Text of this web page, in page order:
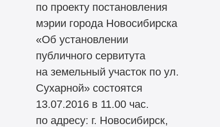
по проекту постановления
мэрии города Новосибирска
«Об установлении
публичного сервитута
на земельный участок по ул.
Сухарной» состоятся
13.07.2016 в 11.00 час.
по адресу: г. Новосибирск,